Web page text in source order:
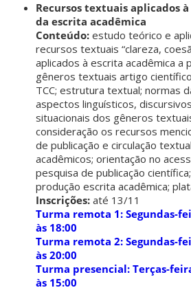
Recursos textuais aplicados
da escrita acadêmica
Conteúdo:estudo teórico e
recursos textuais “clareza,
aplicados à escrita acadêmica a
gêneros textuais artigo
TCC; estrutura textual; normas
aspectos linguísticos,
situacionais dos gêneros
consideração os recursos
de publicação e circulação
acadêmicos; orientação no
pesquisa de publicação
produção escrita acadêmica;
Inscrições: até 13/11
Turma remota 1: Segundas-
às 18:00
Turma remota 2: Segundas-
às 20:00
Turma presencial: Terças-
às 15:00